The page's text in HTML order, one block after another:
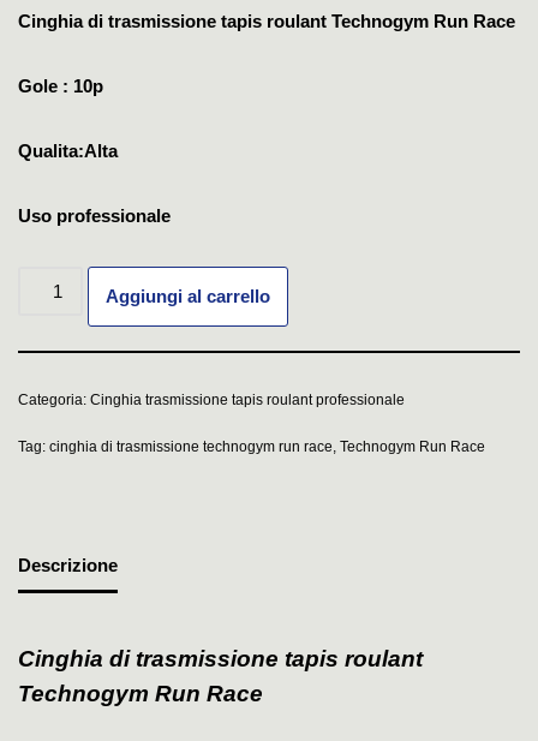
Cinghia di trasmissione tapis roulant Technogym Run Race
Gole : 10p
Qualita:Alta
Uso professionale
Aggiungi al carrello
Categoria: Cinghia trasmissione tapis roulant professionale
Tag: cinghia di trasmissione technogym run race Technogym Run Race
Descrizione
Cinghia di trasmissione tapis roulant
Technogym Run Race